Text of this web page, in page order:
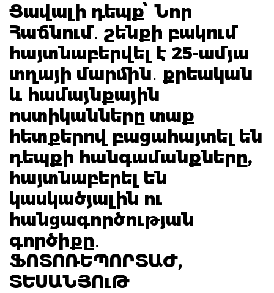
Ցավալի դեպք՝ Նոր
Հաճնում․ շենքի բակում
հայտնաբերվել է 25-ամյա
տղայի մարմին․ քրեական
և համայնքային
ոստիկանները տաք
հետքերով բացահայտել են
դեպքի հանգամանքները,
հայտնաբերել են
կասկածյալին ու
հանցագործության
գործիքը․
ՖՈՏՈՌԵՊՈՐՏԱԺ,
ՏԵՍԱՆՅՈւԹ